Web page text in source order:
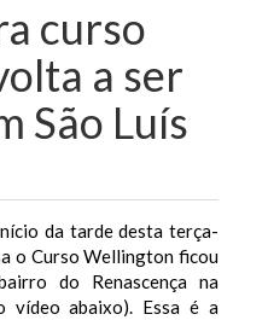
curso
a ser
São Luís
da tarde desta terça-
o Curso Wellington ficou
do Renascença na
vídeo abaixo). Essa é a